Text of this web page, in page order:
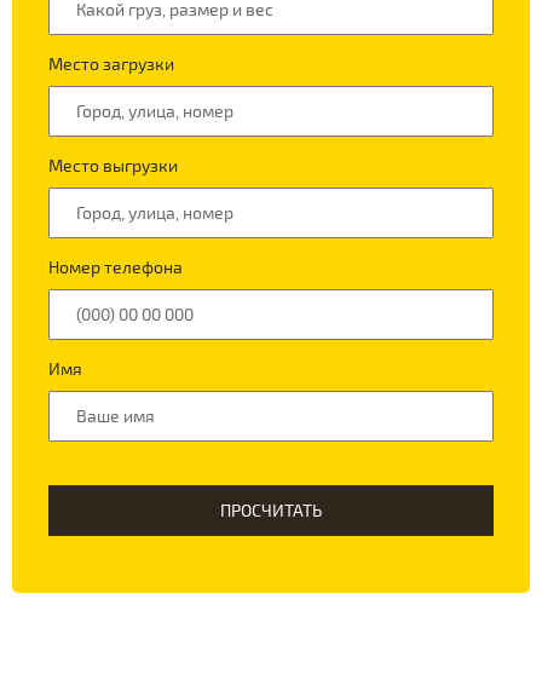
Место загрузки
Место выгрузки
Номер телефона
Имя
ПРОСЧИТАТЬ